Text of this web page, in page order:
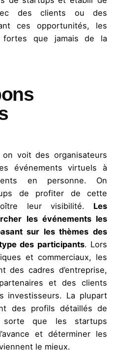
des clients ou des
ces opportunités, les
que jamais de la
voit des organisateurs
événements virtuels à
en personne. On
de profiter de cette
leur visibilité. Les
les événements les
sur les thèmes des
des participants. Lors
et commerciaux, les
des cadres d’entreprise,
et des clients
investisseurs. La plupart
des profils détaillés de
sorte que les startups
et déterminer les
le mieux.